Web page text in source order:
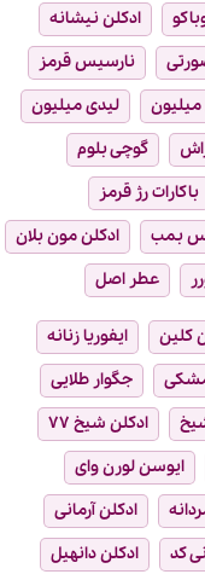
ادکلن نیشانه
نارسیس قرمز
میلیون
لیدی میلیون
گوچی بلوم
باکارات رژ قرمز
بمب
ادکلن مون بلان
عطر اصل
کلین
ایفوریا زنانه
جگوار طلایی
ادکلن شیخ ۷۷
ایوسن لورن وای
ادکلن آرمانی
کد
ادکلن دانهیل